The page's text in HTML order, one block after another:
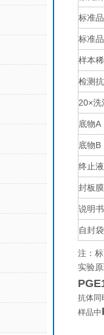
标准
标准
样本
检测
20×洗
底物A
底物B
终止液
封板膜
说明书
自封袋
注：
实验原
抗体同
样品中